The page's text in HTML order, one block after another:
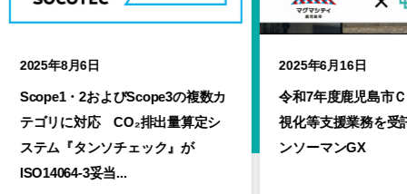
2025年8月6日
Scope1・2およびScope3の複数カ
テゴリに対応 CO₂排出量算定シ
ステム『タンソチェック』が
ISO14064‑3妥当...
2025年6月16日
令和7年度鹿児島市
視化等支援業務を受
ンソーマンGX